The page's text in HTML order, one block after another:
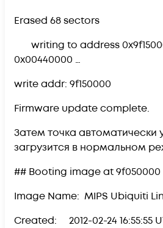
Erased 68 sectors
writing to address
0x00440000 …
write addr: 9f150000
Firmware update complete.
Затем точка автоматически
загрузится в нормальном
## Booting image at 9f050000
Image Name: MIPS Ubiquiti
Created: 2012-02-24 16:55:55